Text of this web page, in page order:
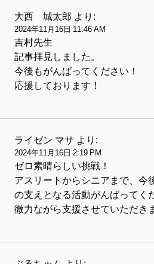
大西 城太郎 より:
2024年11月16日 11:46 AM
吉村先生
記事拝見しました。
今後もがんばってください！
応援しております！
ライゼン マサ より:
2024年11月16日 2:19 PM
ゼロ素晴らしい挑戦！
アスリートからシニアまで、今
の支えとなる活動がんばってく
微力ながら支援させていただき